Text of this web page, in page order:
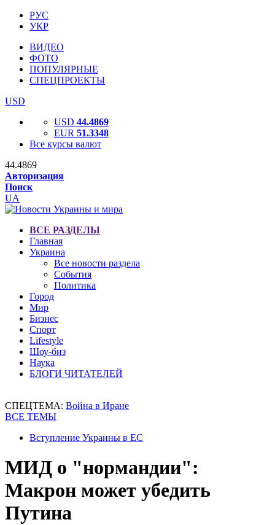
РУС
УКР
ВИДЕО
ФОТО
ПОПУЛЯРНЫЕ
СПЕЦПРОЕКТЫ
USD
USD 44.4869
EUR 51.3348
Все курсы валют
44.4869
Авторизация
Поиск
UA
ВСЕ РАЗДЕЛЫ
Главная
Украина
Все новости раздела
События
Политика
Город
Мир
Бизнес
Спорт
Lifestyle
Шоу-биз
Наука
БЛОГИ ЧИТАТЕЛЕЙ
СПЕЦТЕМА: Война в Иране
ВСЕ ТЕМЫ
Вступление Украины в ЕС
МИД о "нормандии":
Макрон может убедить
Путина